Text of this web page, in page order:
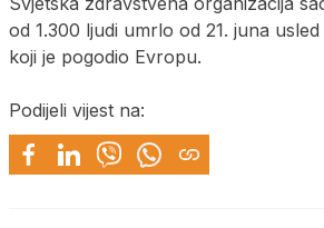
od 1.300 ljudi umrlo od 21. juna
koji je pogodio Evropu.
Podijeli vijest na: